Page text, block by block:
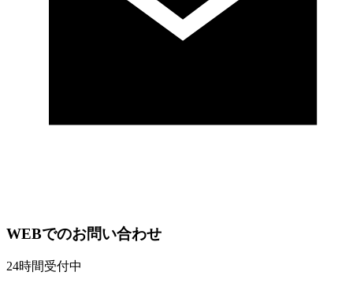
WEBでのお問い合わせ
24時間受付中